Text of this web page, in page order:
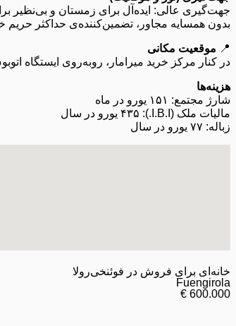
جهت‌گیری عالی: ایده‌آل برای زمستان و بی‌نظیر
بدون همسایه مجاور، تضمین‌کننده‌ی حداکثر
📍 موقعیت مکانی
در کنار مرکز خرید میرامار، روبه‌روی ایستگاه
هزینه‌ها
شارژ مجتمع: ۱۵۱ یورو در ماه
مالیات ملک (I.B.I.): ۴۳۵ یورو در سال
زباله: ۷۷ یورو در سال
خانه‌ای برای فروش در فوئنخی‌رولا
Fuengirola
600.000 €